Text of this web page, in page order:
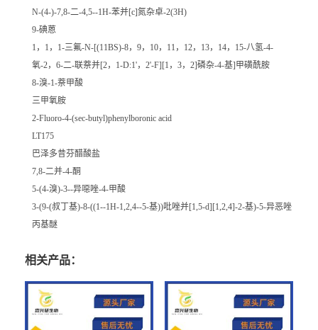
N-(4-)-7,8-二-4,5--1H-苯并[c]氮杂卓-2(3H)
9-碘蒽
1，1，1-三氟-N-[(11BS)-8，9，10，11，12，13，14，15-八氢-4-
氧-2，6-二-联萘并[2，1-D:1'，2'-F][1，3，2]磷杂-4-基]甲磺酰胺
8-溴-1-萘甲酸
三甲氧胺
2-Fluoro-4-(sec-butyl)phenylboronic acid
LT175
巴泽多昔芬醋酸盐
7,8-二并-4-酮
5-(4-溴)-3--异噁唑-4-甲酸
3-(9-(叔丁基)-8-((1--1H-1,2,4--5-基))吡唑并[1,5-d][1,2,4]-2-基)-5-异恶唑
丙基醚
相关产品：